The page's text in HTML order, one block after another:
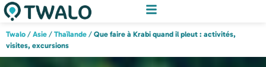
Twalo / Asie / Thaïlande / Que faire à Krabi quand il pleut : activités,
visites, excursions